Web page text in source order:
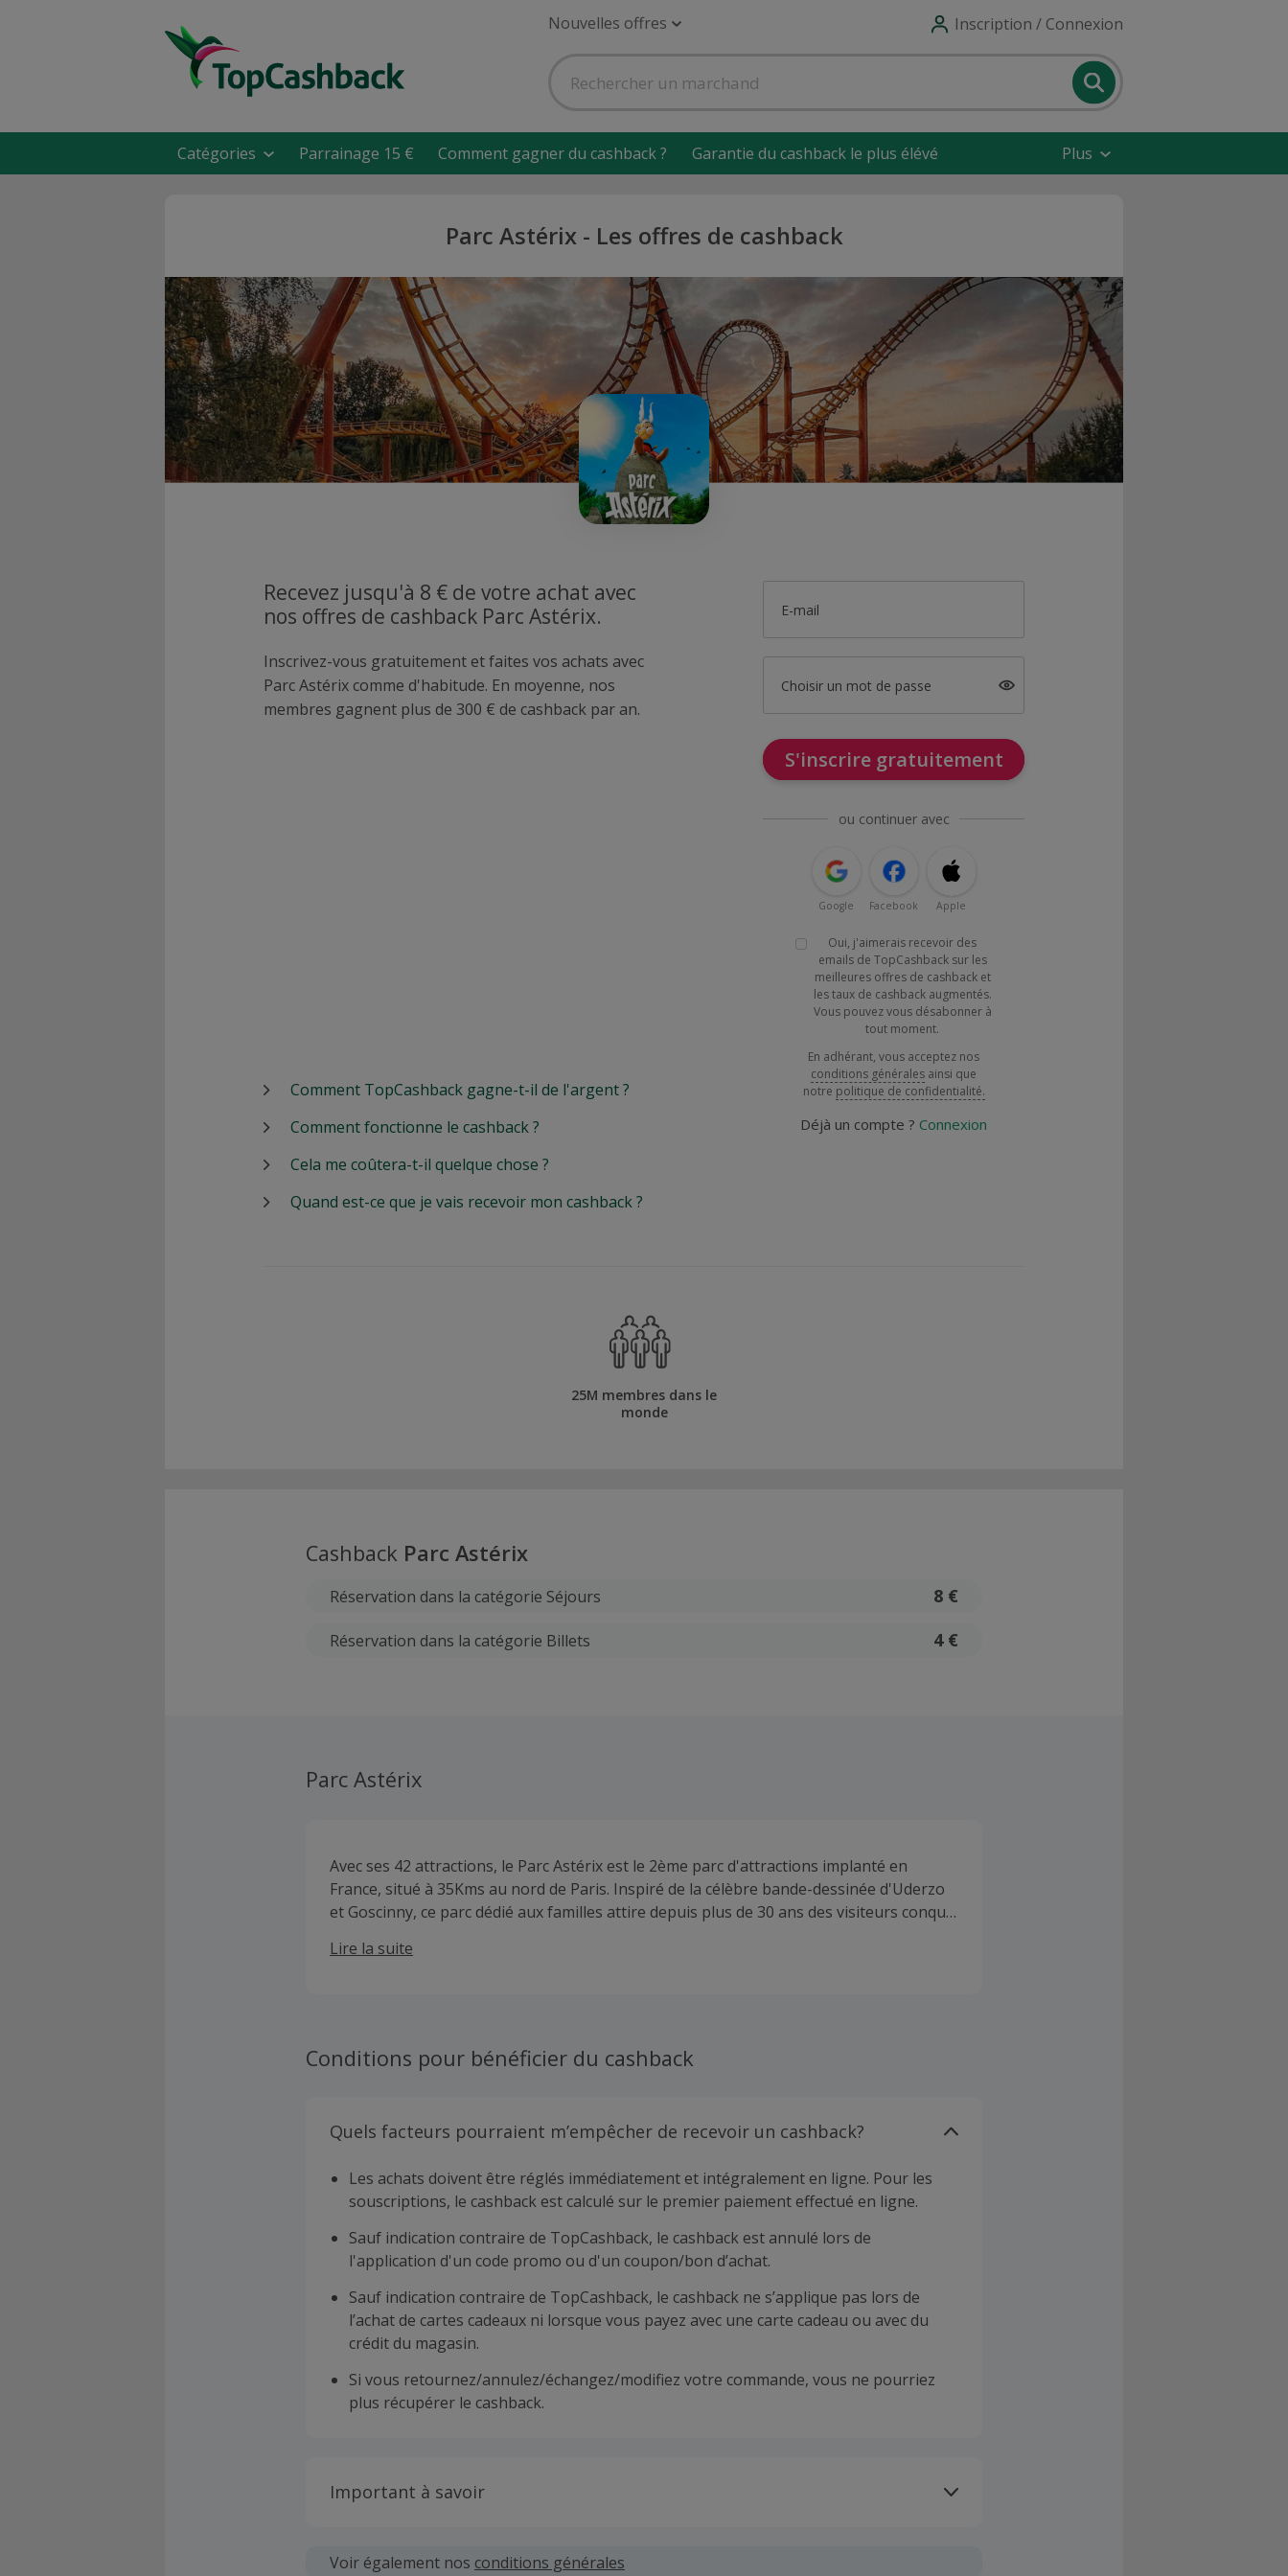
Nouvelles offres Inscription / Connexion
Catégories Parrainage 15 € Comment gagner du cashback ? Garantie du cashback le plus élévé Plus
Parc Astérix - Les offres de cashback
Recevez jusqu'à 8 € de votre achat avec
nos offres de cashback Parc Astérix.
Inscrivez-vous gratuitement et faites vos achats avec
Parc Astérix comme d'habitude. En moyenne, nos
membres gagnent plus de 300 € de cashback par an.
E-mail
Choisir un mot de passe
S'inscrire gratuitement
ou continuer avec
Google Facebook Apple
Oui, j'aimerais recevoir des
emails de TopCashback sur les
meilleures offres de cashback et
les taux de cashback augmentés.
Vous pouvez vous désabonner à
tout moment.
En adhérant, vous acceptez nos
conditions générales ainsi que
notre politique de confidentialité.
Déjà un compte ? Connexion
Comment TopCashback gagne-t-il de l'argent ?
Comment fonctionne le cashback ?
Cela me coûtera-t-il quelque chose ?
Quand est-ce que je vais recevoir mon cashback ?
25M membres dans le
monde
Cashback Parc Astérix
Réservation dans la catégorie Séjours 8 €
Réservation dans la catégorie Billets 4 €
Parc Astérix
Avec ses 42 attractions, le Parc Astérix est le 2ème parc d'attractions implanté en
France, situé à 35Kms au nord de Paris. Inspiré de la célèbre bande-dessinée d'Uderzo
et Goscinny, ce parc dédié aux familles attire depuis plus de 30 ans des visiteurs conquis
Grèce ou chez les Vikings, on voyage à travers le temps en 1 journée ou plus !
Lire la suite
Conditions pour bénéficier du cashback
Quels facteurs pourraient m’empêcher de recevoir un cashback?
Les achats doivent être réglés immédiatement et intégralement en ligne. Pour les
souscriptions, le cashback est calculé sur le premier paiement effectué en ligne.
Sauf indication contraire de TopCashback, le cashback est annulé lors de
l'application d'un code promo ou d'un coupon/bon d’achat.
Sauf indication contraire de TopCashback, le cashback ne s’applique pas lors de
l’achat de cartes cadeaux ni lorsque vous payez avec une carte cadeau ou avec du
crédit du magasin.
Si vous retournez/annulez/échangez/modifiez votre commande, vous ne pourriez
plus récupérer le cashback.
Important à savoir
soumises au plus tard dans les 100 jours qui suivent la date d'achat.
Voir également nos conditions générales